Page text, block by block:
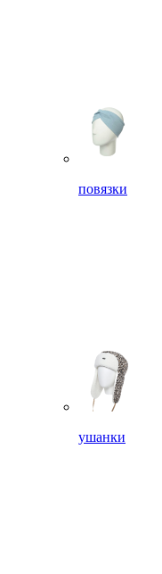
повязки
ушанки